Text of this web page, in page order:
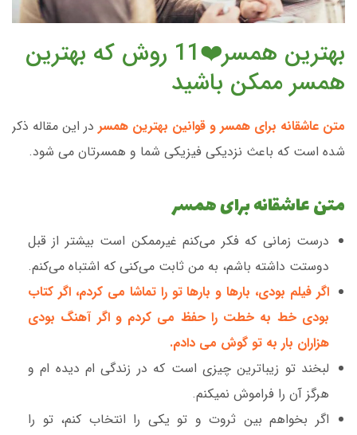
بهترین همسر❤️11 روش که بهترین
همسر ممکن باشید
متن عاشقانه برای همسر و قوانین بهترین همسر در این مقاله ذکر
شده است که باعث نزدیکی فیزیکی شما و همسرتان می شود.
متن عاشقانه برای همسر
درست زمانی که فکر می‌کنم غیرممکن است بیشتر از قبل
دوستت داشته باشم، به من ثابت می‌کنی که اشتباه می‌کنم.
اگر فیلم بودی، بارها و بارها تو را تماشا می کردم، اگر کتاب
بودی خط به خطت را حفظ می کردم و اگر آهنگ بودی
هزاران بار به تو گوش می دادم.
لبخند تو زیباترین چیزی است که در زندگی ام دیده ام و
هرگز آن را فراموش نمیکنم.
اگر بخواهم بین ثروت و تو یکی را انتخاب کنم، تو را